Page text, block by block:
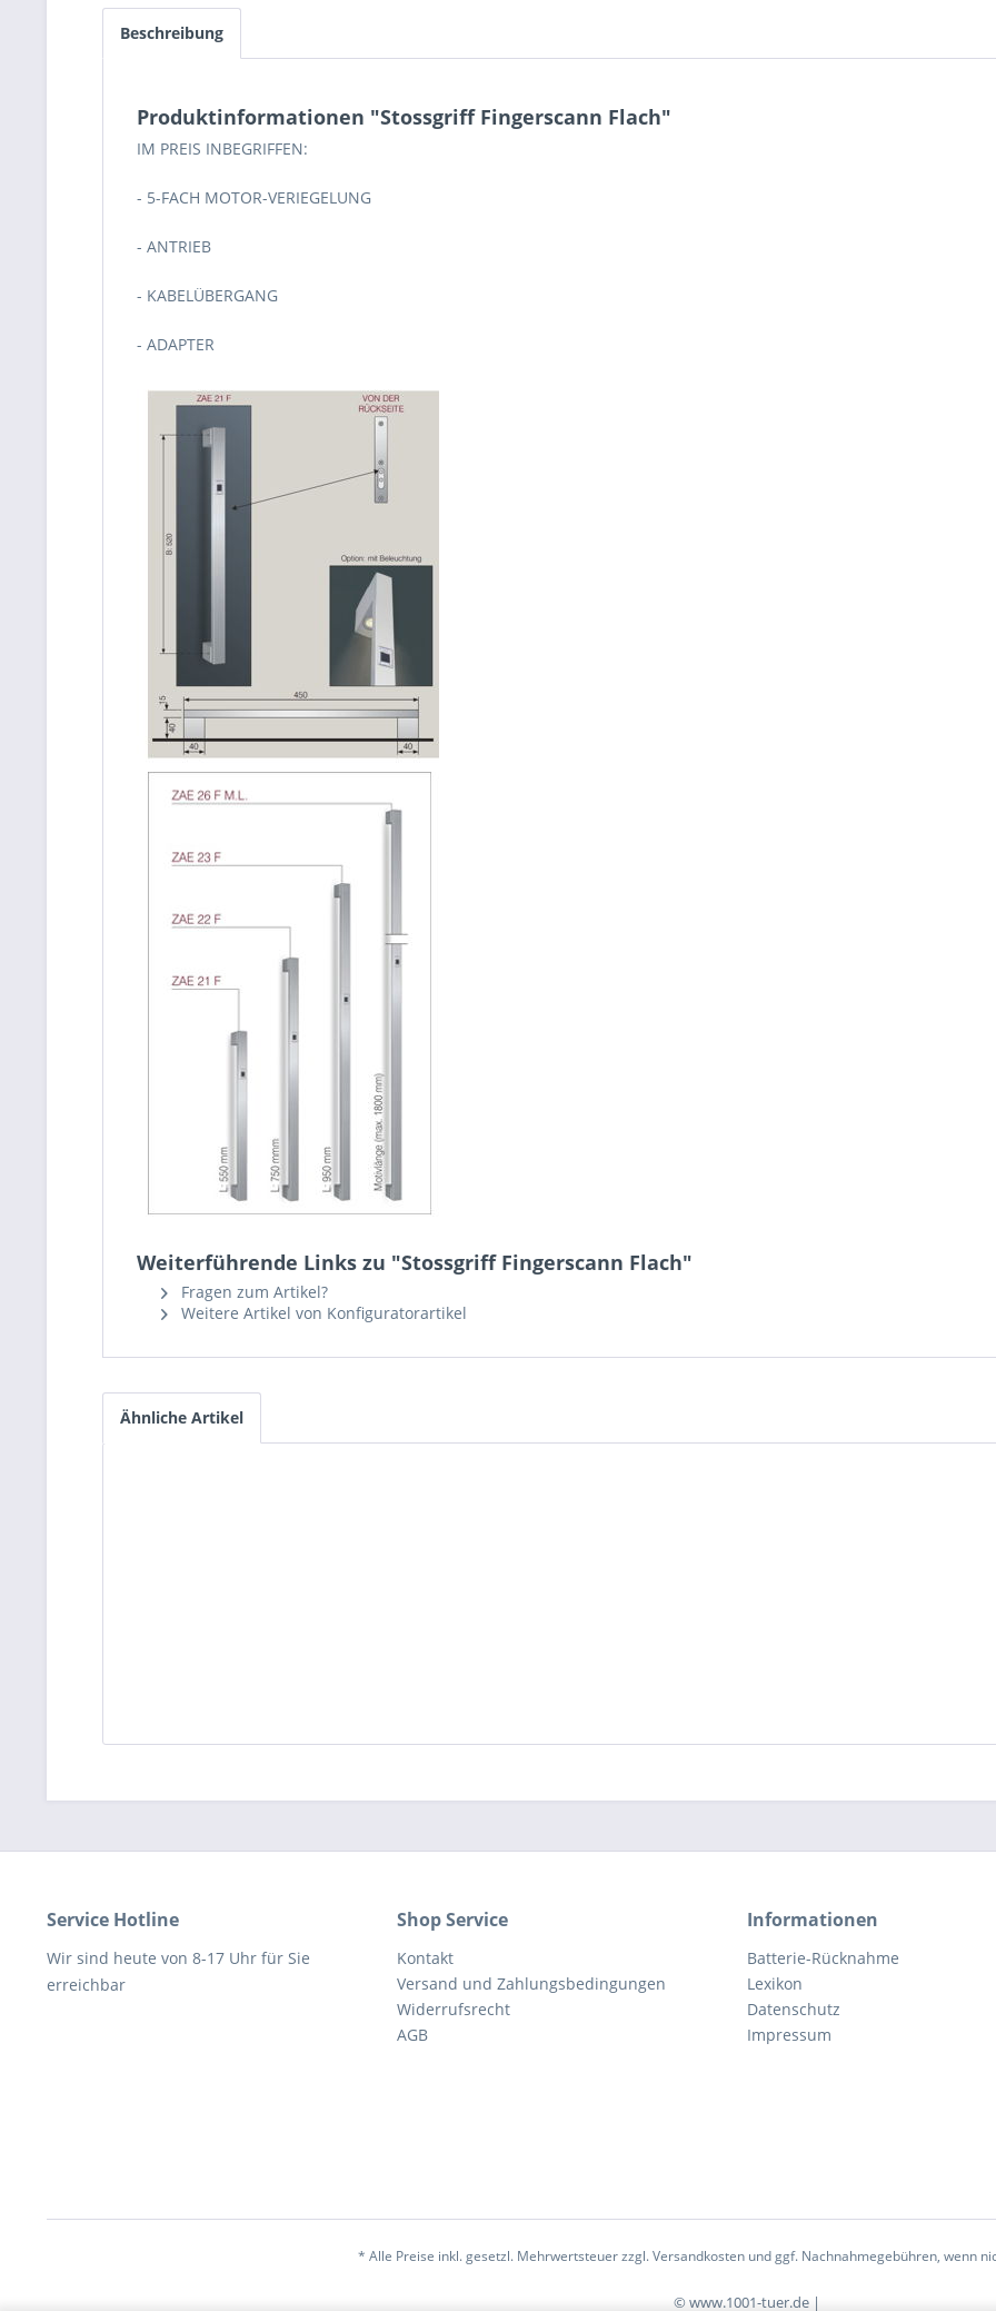
Beschreibung
Produktinformationen "Stossgriff Fingerscann Flach"
IM PREIS INBEGRIFFEN:
- 5-FACH MOTOR-VERIEGELUNG
- ANTRIEB
- KABELÜBERGANG
- ADAPTER
Weiterführende Links zu "Stossgriff Fingerscann Flach"
Fragen zum Artikel?
Weitere Artikel von Konfiguratorartikel
Ähnliche Artikel
Service Hotline
Wir sind heute von 8-17 Uhr für Sie
erreichbar
Shop Service
Kontakt
Versand und Zahlungsbedingungen
Widerrufsrecht
AGB
Informationen
Batterie-Rücknahme
Lexikon
Datenschutz
Impressum
* Alle Preise inkl. gesetzl. Mehrwertsteuer zzgl.Versandkostenund ggf. Nachnahmegebühren, wenn
© www.1001-tuer.de |